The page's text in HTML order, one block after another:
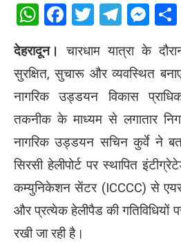
WhatsApp
Facebook
Twitter
देहरादून।
चारधाम यात्रा के
सुरक्षित, सुचारू और व्यवस्थित
नागरिक उड्डयन विकास
तकनीक के माध्यम से लगातार
नागरिक उड्डयनसचिन कुर्वेने
सिरसी हेलीपोर्ट पर स्थापित
कम्युनिकेशन सेंटर (ICCCC) से
और प्रत्येक हेलीपैड की गतिविधियों
रखी जा रही है।